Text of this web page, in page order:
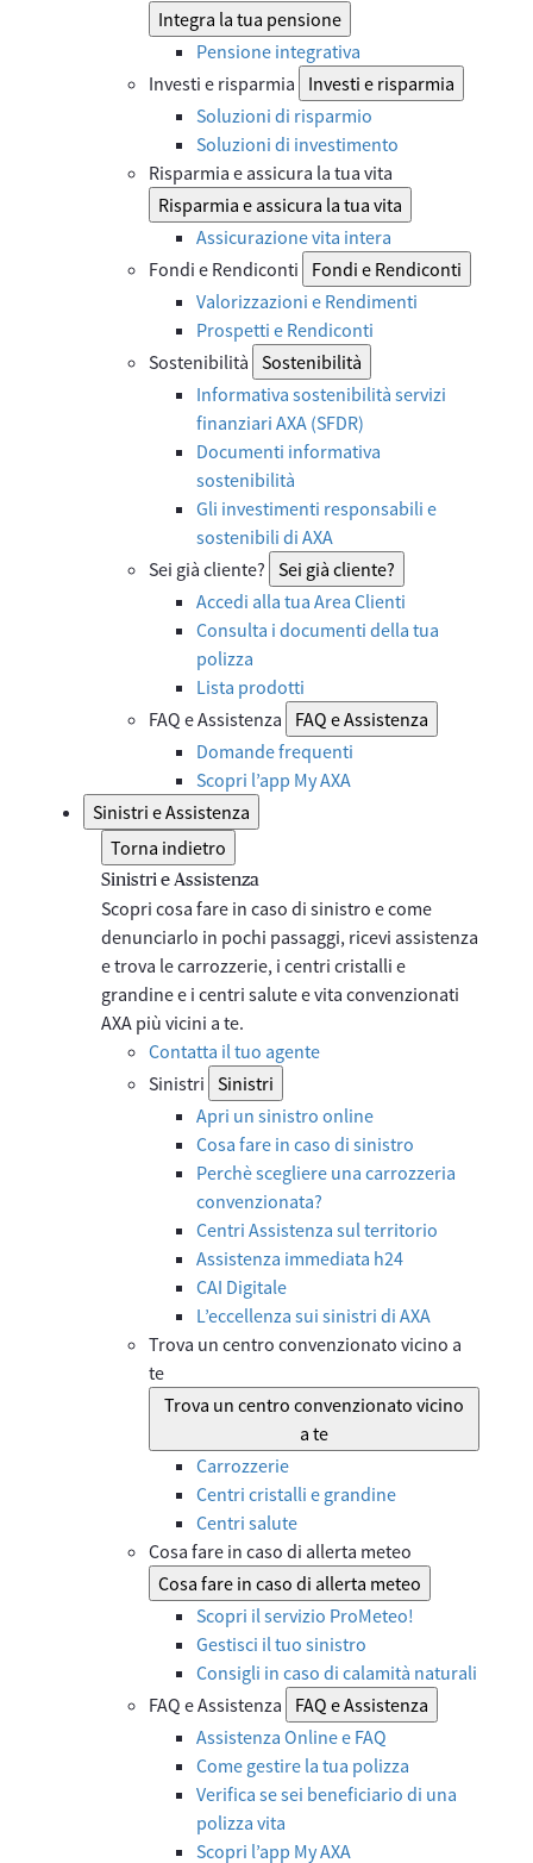
Integra la tua pensione
Pensione integrativa
Investi e risparmia
Investi e risparmia
Soluzioni di risparmio
Soluzioni di investimento
Risparmia e assicura la tua vita
Risparmia e assicura la tua vita
Assicurazione vita intera
Fondi e Rendiconti
Fondi e Rendiconti
Valorizzazioni e Rendimenti
Prospetti e Rendiconti
Sostenibilità Sostenibilità
Informativa sostenibilità servizi
finanziari AXA (SFDR)
Documenti informativa
sostenibilità
Gli investimenti responsabili e
sostenibili di AXA
Sei già cliente? Sei già cliente?
Accedi alla tua Area Clienti
Consulta i documenti della tua
polizza
Lista prodotti
FAQ e Assistenza
FAQ e Assistenza
Domande frequenti
Scopri l’app My AXA
Sinistri e Assistenza
Torna indietro
Sinistri e Assistenza
Scopri cosa fare in caso di sinistro e come
denunciarlo in pochi passaggi, ricevi assistenza
e trova le carrozzerie, i centri cristalli e
grandine e i centri salute e vita convenzionati
AXA più vicini a te.
Contatta il tuo agente
Sinistri Sinistri
Apri un sinistro online
Cosa fare in caso di sinistro
Perchè scegliere una carrozzeria
convenzionata?
Centri Assistenza sul territorio
Assistenza immediata h24
CAI Digitale
L’eccellenza sui sinistri di AXA
Trova un centro convenzionato vicino a
te
Trova un centro convenzionato vicino
a te
Carrozzerie
Centri cristalli e grandine
Centri salute
Cosa fare in caso di allerta meteo
Cosa fare in caso di allerta meteo
Scopri il servizio ProMeteo!
Gestisci il tuo sinistro
Consigli in caso di calamità naturali
FAQ e Assistenza
FAQ e Assistenza
Assistenza Online e FAQ
Come gestire la tua polizza
Verifica se sei beneficiario di una
polizza vita
Scopri l’app My AXA